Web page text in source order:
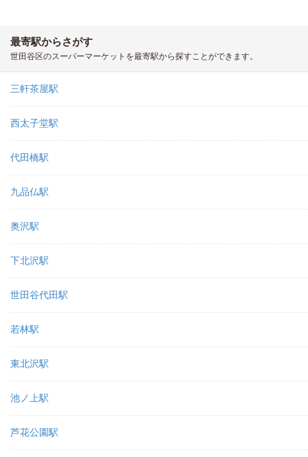
最寄駅からさがす
世田谷区のスーパーマーケットを最寄駅から探すことができます。
三軒茶屋駅
西太子堂駅
代田橋駅
九品仏駅
奥沢駅
下北沢駅
世田谷代田駅
若林駅
東北沢駅
池ノ上駅
芦花公園駅